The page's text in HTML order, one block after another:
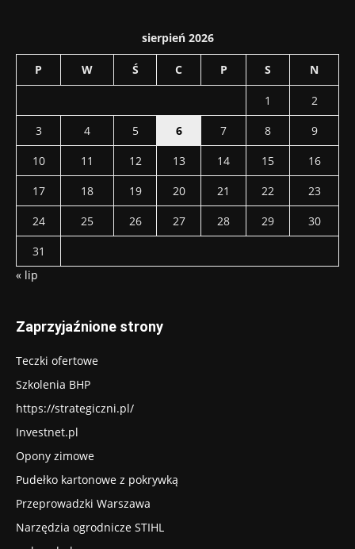
sierpień 2026
P W Ś C P S N
1
2
3
4 5 6 7 8
9
10
11 12 13 14 15
16
17
18 19 20 21 22
23
24
25 26 27 28 29
30
31
« lip
Zaprzyjaźnione strony
Teczki ofertowe
Szkolenia BHP
https://strategiczni.pl/
Investnet.pl
Opony zimowe
Pudełko kartonowe z pokrywką
Przeprowadzki Warszawa
Narzędzia ogrodnicze STIHL